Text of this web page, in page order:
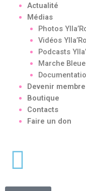
Actualité
Médias
Photos
Vidéos
Podcasts
Marche
Devenir membre
Boutique
Contacts
Faire un don